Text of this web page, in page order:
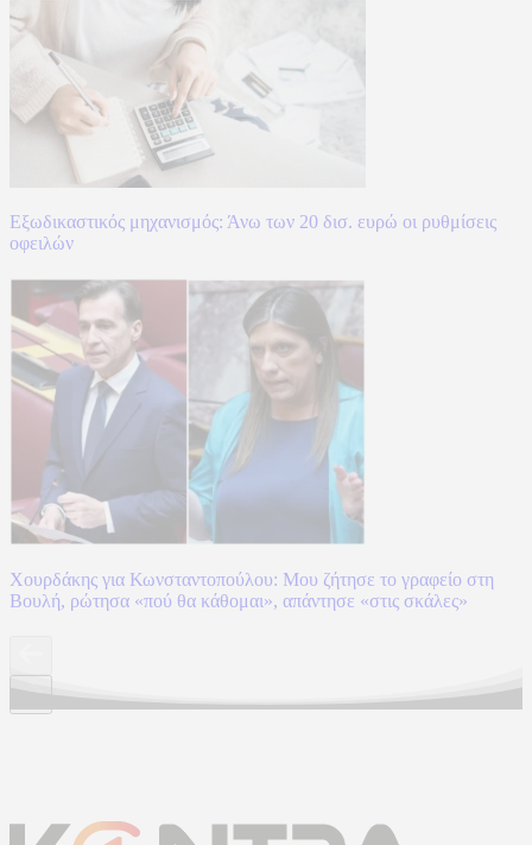
Εξωδικαστικός μηχανισμός: Άνω των 20 δισ. ευρώ οι ρυθμίσεις
οφειλών
Χουρδάκης για Κωνσταντοπούλου: Μου ζήτησε το γραφείο στη
Βουλή, ρώτησα «πού θα κάθομαι», απάντησε «στις σκάλες»